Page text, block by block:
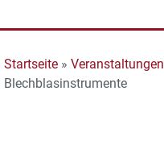
Startseite » Veranstaltungen
Blechblasinstrumente